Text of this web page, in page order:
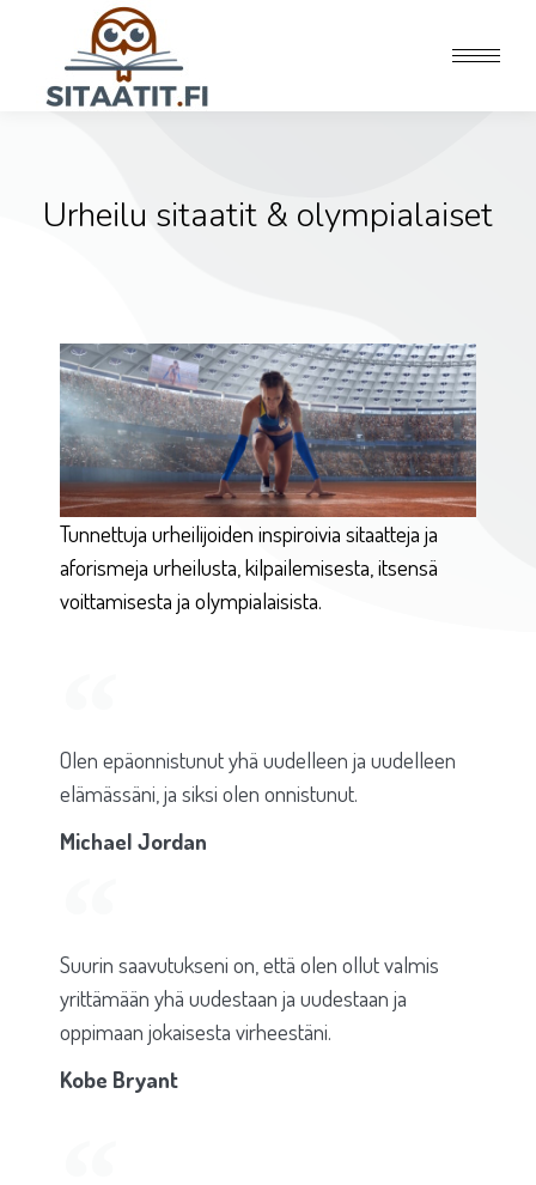
Urheilu sitaatit & olympialaiset
Tunnettuja urheilijoiden inspiroivia sitaatteja ja
aforismeja urheilusta, kilpailemisesta, itsensä
voittamisesta ja olympialaisista.
Olen epäonnistunut yhä uudelleen ja uudelleen
elämässäni, ja siksi olen onnistunut.
Michael Jordan
Suurin saavutukseni on, että olen ollut valmis
yrittämään yhä uudestaan ja uudestaan ja
oppimaan jokaisesta virheestäni.
Kobe Bryant